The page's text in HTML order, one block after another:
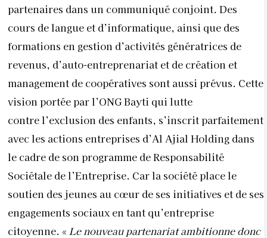
partenaires dans un communiqué conjoint. Des
cours de langue et d’informatique, ainsi que des
formations en gestion d’activités génératrices de
revenus, d’auto-entreprenariat et de création et
management de coopératives sont aussi prévus. Cette
vision portée par l’ONG Bayti qui lutte
contre l’exclusion des enfants, s’inscrit parfaitement
avec les actions entreprises d’Al Ajial Holding dans
le cadre de son programme de Responsabilité
Sociétale de l’Entreprise. Car la société place le
soutien des jeunes au cœur de ses initiatives et de ses
engagements sociaux en tant qu’entreprise
citoyenne. « Le nouveau partenariat ambitionne donc